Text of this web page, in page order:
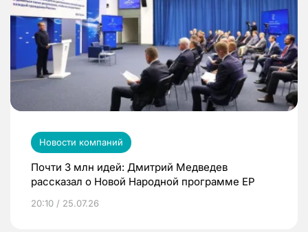
Новости компаний
Почти 3 млн идей: Дмитрий Медведев
рассказал о Новой Народной программе ЕР
20:10 / 25.07.26